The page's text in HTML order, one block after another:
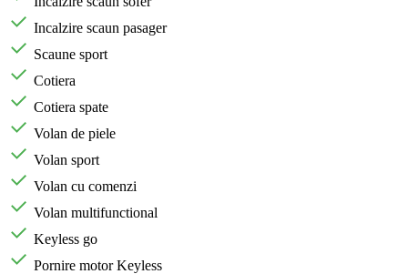
Incalzire scaun pasager
Scaune sport
Cotiera
Cotiera spate
Volan de piele
Volan sport
Volan cu comenzi
Volan multifunctional
Keyless go
Pornire motor Keyless